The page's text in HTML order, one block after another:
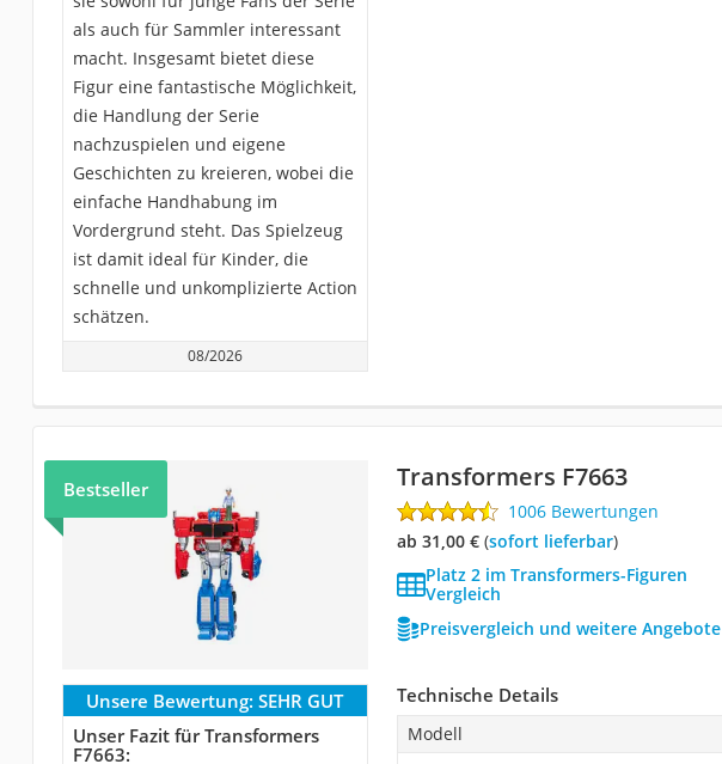
als auch für Sammler interessant
macht. Insgesamt bietet diese
Figur eine fantastische Möglichkeit,
die Handlung der Serie
nachzuspielen und eigene
Geschichten zu kreieren, wobei die
einfache Handhabung im
Vordergrund steht. Das Spielzeug
ist damit ideal für Kinder, die
schnelle und unkomplizierte Action
schätzen.
08/2026
Bestseller Transformers F7663
1006 Bewertungen
ab 31,00 €( Sofort lieferbar)
Platz 2 im Transformers-Figuren
Vergleich
Preisvergleich und weitere Angebote
Unsere Bewertung: SEHR GUT
Unser Fazit für Transformers
F7663:
Technische Details
Modell